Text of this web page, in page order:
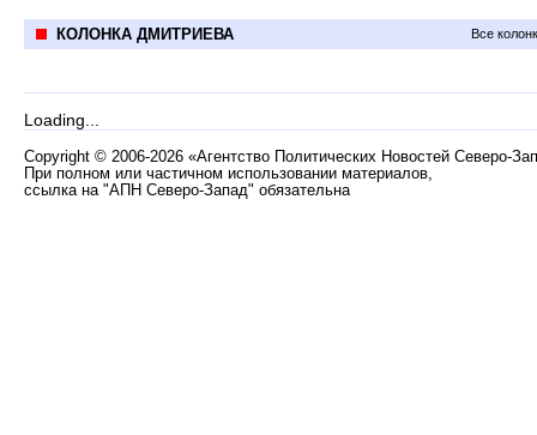
КОЛОНКА ДМИТРИЕВА Все
Loading...
Copyright © 2006-2026 «Агентство Политических Новостей Северо-
При полном или частичном использовании материалов,
ссылка на "АПН Северо-Запад" обязательна